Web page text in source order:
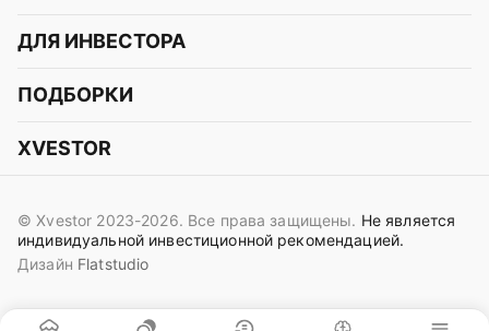
Альфа-Банк
СБЕР
Газпромбанк
OZON Банк
Совкомбанк
ДЛЯ ИНВЕСТОРА
Курс акций
Курс облигаций
Прогнозы на криптовалюты
Идеи инвест аналитиков
Сигналы трейдеров
ПОДБОРКИ
Подборки акций
Подборки облигаций
XVESTOR
Вконтакте
Поддержка в Telegram
Контакты
© Xvestor 2023-2026. Все права защищены. Не является
индивидуальной инвестиционной рекомендацией.
Дизайн Flatstudio